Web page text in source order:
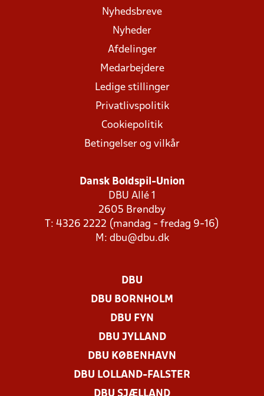
Nyhedsbreve
Nyheder
Afdelinger
Medarbejdere
Ledige stillinger
Privatlivspolitik
Cookiepolitik
Betingelser og vilkår
Dansk Boldspil-Union
DBU Allé 1
2605 Brøndby
T: 4326 2222 (mandag - fredag 9-16)
M: dbu@dbu.dk
DBU
DBU BORNHOLM
DBU FYN
DBU JYLLAND
DBU KØBENHAVN
DBU LOLLAND-FALSTER